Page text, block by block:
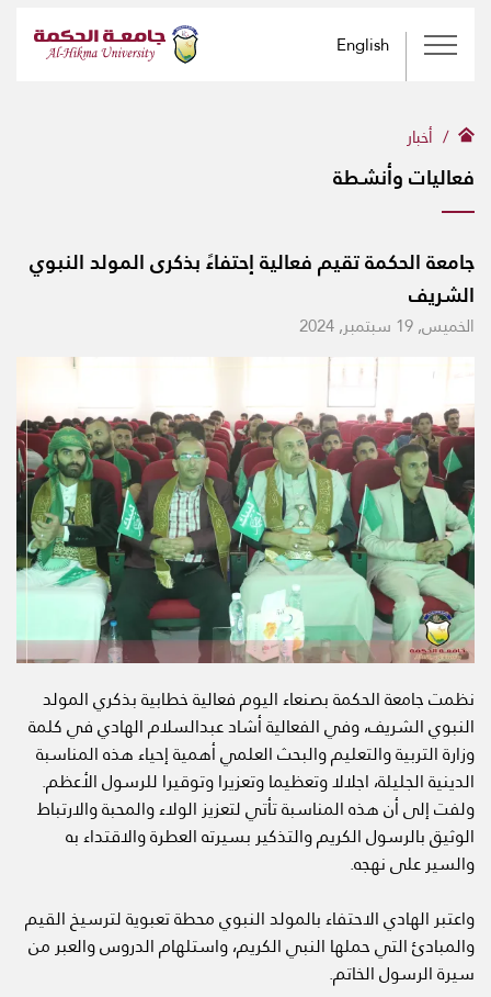
English
أخبار
فعاليات وأنشطة
جامعة الحكمة تقيم فعالية إحتفاءً بذكرى المولد النبوي
الشريف
الخميس, 19 سبتمبر, 2024
نظمت جامعة الحكمة بصنعاء اليوم فعالية خطابية بذكري المولد
النبوي الشريف، وفي الفعالية أشاد عبدالسلام الهادي في كلمة
وزارة التربية والتعليم والبحث العلمي أهمية إحياء هذه المناسبة
الدينية الجليلة، اجلالا وتعظيما وتعزيرا وتوقيرا للرسول الأعظم.
ولفت إلى أن هذه المناسبة تأتي لتعزيز الولاء والمحبة والارتباط
الوثيق بالرسول الكريم والتذكير بسيرته العطرة والاقتداء به
والسير على نهجه.
واعتبر الهادي الاحتفاء بالمولد النبوي محطة تعبوية لترسيخ القيم
والمبادئ التي حملها النبي الكريم، واستلهام الدروس والعبر من
سيرة الرسول الخاتم.